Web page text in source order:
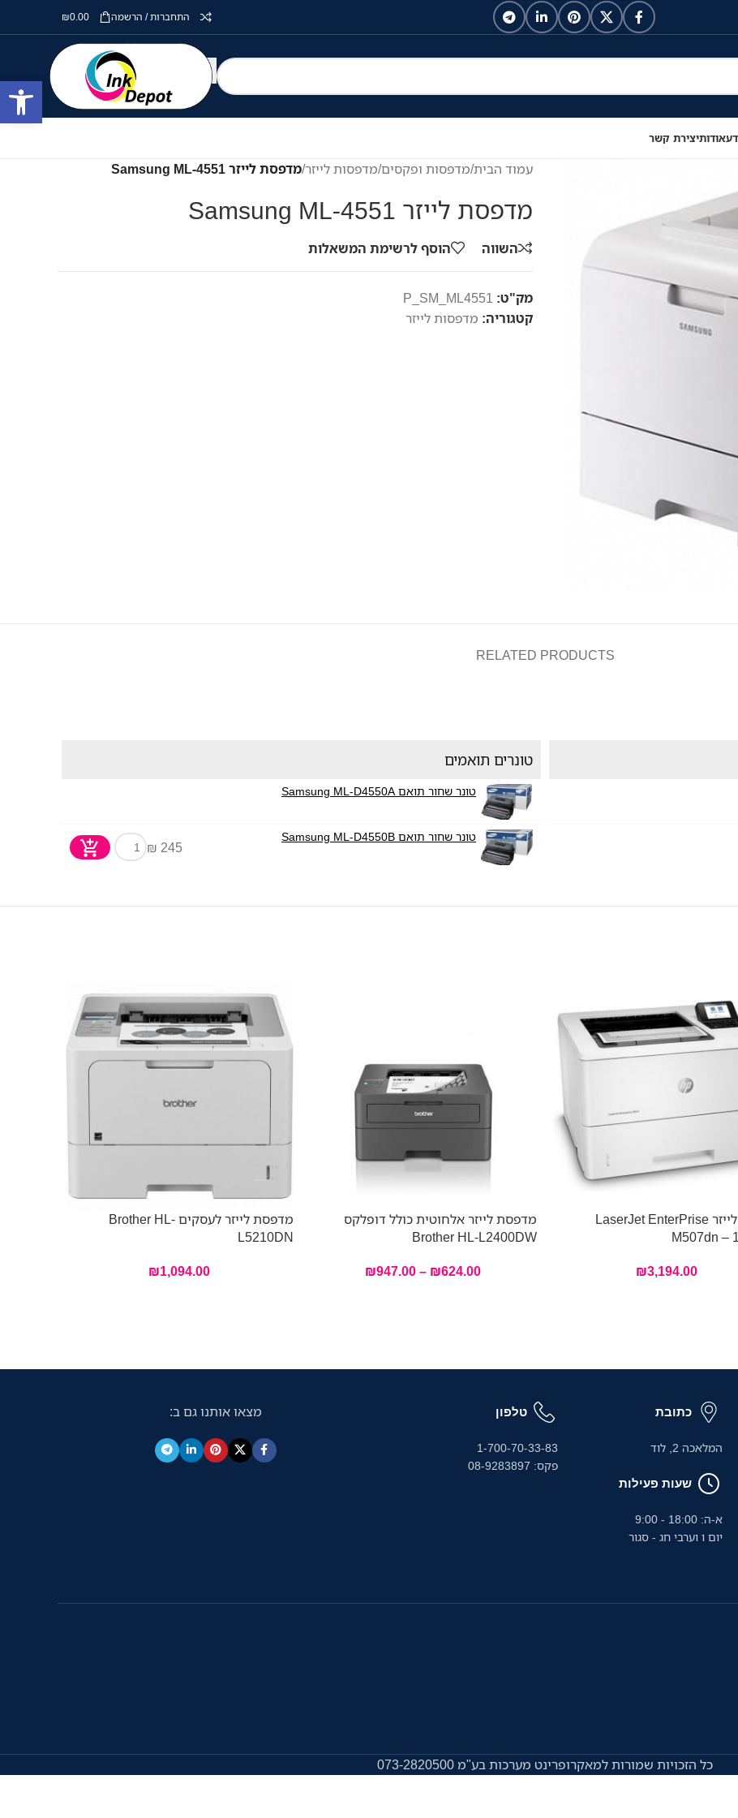
התחברות / הרשמה ₪0.00
אודותיצירת קשר
עמוד הבית/מדפסות ופקסים/מדפסות לייזר/מדפסת לייזר Samsung ML-4551
מדפסת לייזר Samsung ML-4551
השווה הוסף לרשימת המשאלות
מק"ט: P_SM_ML4551
קטגוריה: מדפסות לייזר
RELATED PRODUCTS
טונרים תואמים
טונר שחור תואם Samsung ML-D4550A
טונר שחור תואם Samsung ML-D4550B
245 ₪
מדפסת לייזר LaserJet EnterPrise
M507dn –
₪3,194.00
מדפסת לייזר אלחוטית כולל דופלקס
Brother HL-L2400DW
₪624.00
–
₪947.00
מדפסת לייזר לעסקים Brother HL-
L5210DN
₪1,094.00
כתובת
המלאכה 2, לוד
שעות פעילות
א-ה: 18:00 - 9:00
יום ו וערבי חג - סגור
טלפון
1-700-70-33-83
פקס: 08-9283897
מצאו אותנו גם ב:
כל הזכויות שמורות למאקרופרינט מערכות בע"מ 073-2820500
פתח